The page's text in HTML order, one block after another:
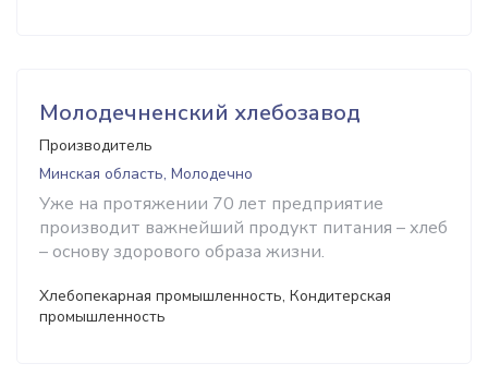
Молодечненский хлебозавод
Производитель
Минская область, Молодечно
Уже на протяжении 70 лет предприятие
производит важнейший продукт питания – хлеб
– основу здорового образа жизни.
Хлебопекарная промышленность, Кондитерская
промышленность